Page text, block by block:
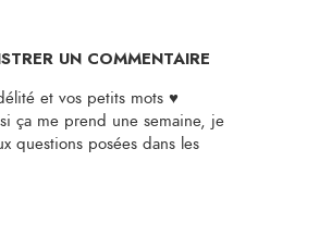
UN COMMENTAIRE
et vos petits mots ♥
ça me prend une semaine, je
questions posées dans les